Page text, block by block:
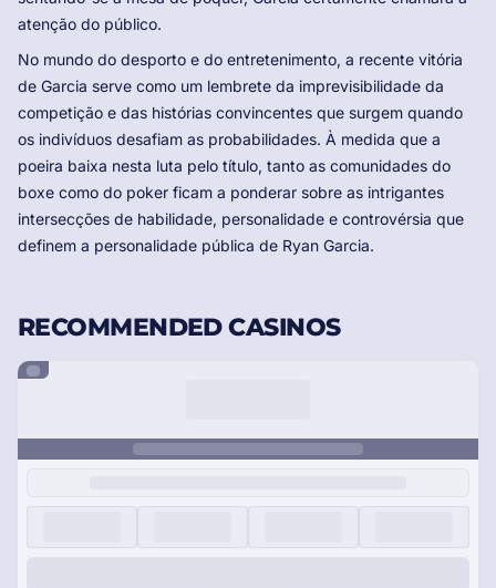
atenção do público.
No mundo do desporto e do entretenimento, a recente vitória
de Garcia serve como um lembrete da imprevisibilidade da
competição e das histórias convincentes que surgem quando
os indivíduos desafiam as probabilidades. À medida que a
poeira baixa nesta luta pelo título, tanto as comunidades do
boxe como do poker ficam a ponderar sobre as intrigantes
intersecções de habilidade, personalidade e controvérsia que
definem a personalidade pública de Ryan Garcia.
RECOMMENDED CASINOS